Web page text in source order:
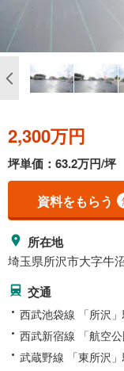
2,300万円
坪単価：63.2万円/坪
資料をもらう
所在地
埼玉県所沢市大字牛
交通
西武池袋線 「所沢
西武新宿線 「航空
武蔵野線 「東所沢